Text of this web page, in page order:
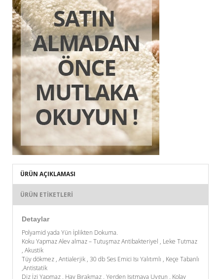
ÜRÜN AÇIKLAMASI
ÜRÜN ETIKETLERI
Detaylar
Polyamid yada Yün İplikten Dokuma.
Koku Yapmaz Alev almaz – Tutuşmaz Antibakteriyel , Leke Tutmaz
, Akustik
Tüy dökmez , Antialerjik , 30 db Ses Emici Isı Yalıtımlı , Keçe Tabanlı
,Antistatik
Diz İzi Yapmaz , Hav Bırakmaz , Yerden Isıtmaya Uygun , Kolay